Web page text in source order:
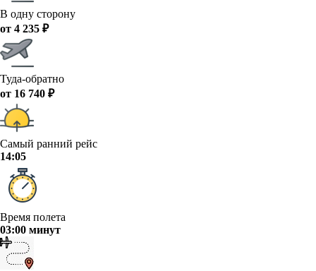
В одну сторону
от 4 235 ₽
Туда-обратно
от 16 740 ₽
Самый ранний рейс
14:05
Время полета
03:00 минут